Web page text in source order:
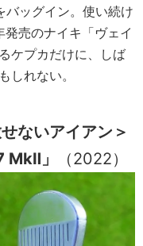
バッグイン。使い続け
売のナイキ「ヴェイ
ケプカだけに、しば
しれない。
ないアイアン＞
」
（2022）